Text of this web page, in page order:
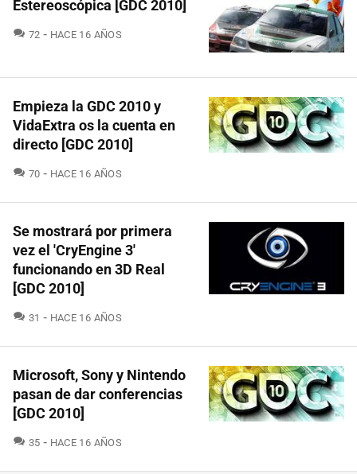
Estereoscópica [GDC 2010]
72 COMENTARIOS
HACE 16 AÑOS
Empieza la GDC 2010 y
VidaExtra os la cuenta en
directo [GDC 2010]
70 COMENTARIOS
HACE 16 AÑOS
Se mostrará por primera
vez el 'CryEngine 3'
funcionando en 3D Real
[GDC 2010]
31 COMENTARIOS
HACE 16 AÑOS
Microsoft, Sony y Nintendo
pasan de dar conferencias
[GDC 2010]
35 COMENTARIOS
HACE 16 AÑOS